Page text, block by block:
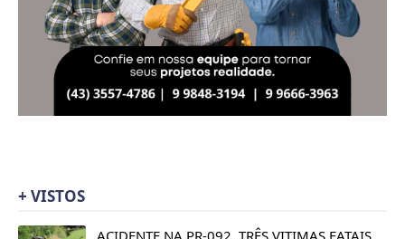
+ VISTOS
ACIDENTE NA PR-092, TRÊS VITIMAS FATAIS,